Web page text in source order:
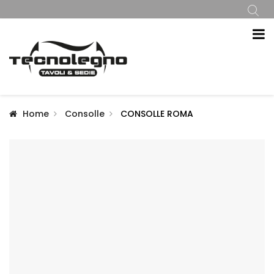
Home Consolle CONSOLLE ROMA